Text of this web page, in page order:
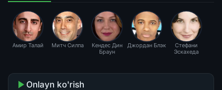
Амир Талай Митч Силпа
Кендес Дин
Браун
Джордан Блэк
Стефани
Эскахеда
Onlayn ko'rish